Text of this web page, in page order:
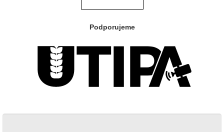
Podporujeme